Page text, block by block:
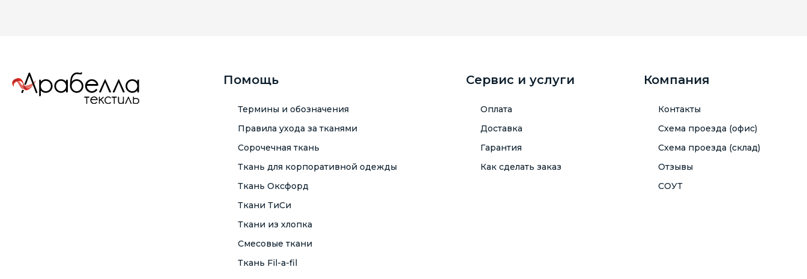
Помощь
Термины и обозначения
Правила ухода за тканями
Сорочечная ткань
Ткань для корпоративной одежды
Ткань Оксфорд
Ткани ТиСи
Ткани из хлопка
Смесовые ткани
Ткань Fil-a-fil
Сервис и услуги
Оплата
Доставка
Гарантия
Как сделать заказ
Компания
Контакты
Схема проезда (офис)
Схема проезда (склад)
Отзывы
СОУТ